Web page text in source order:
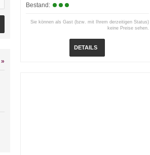
Bestand:
Sie können als Gast (bzw. mit Ihrem derzeitigen Status)
keine Preise sehen.
DETAILS
»